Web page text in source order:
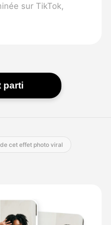
sur TikTok,
parti
cet effet photo viral